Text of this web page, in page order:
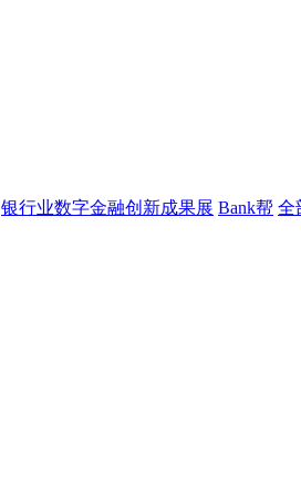
银行业数字金融创新成果展 Bank帮 全